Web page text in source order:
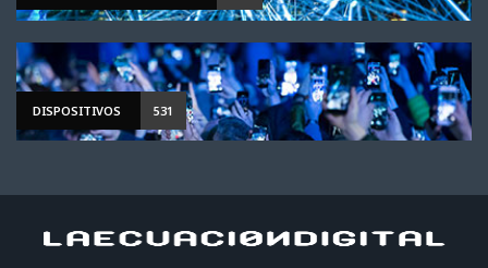
DISPOSITIVOS 531